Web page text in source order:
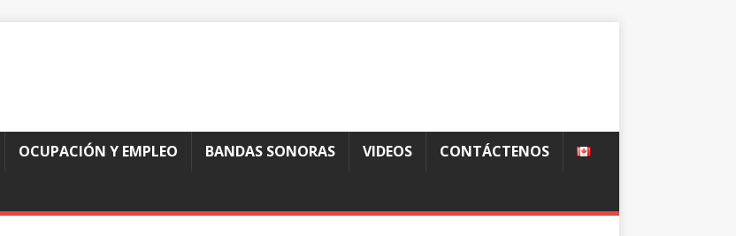
OCUPACIÓN Y EMPLEO BANDAS SONORAS VIDEOS CONTÁCTENOS